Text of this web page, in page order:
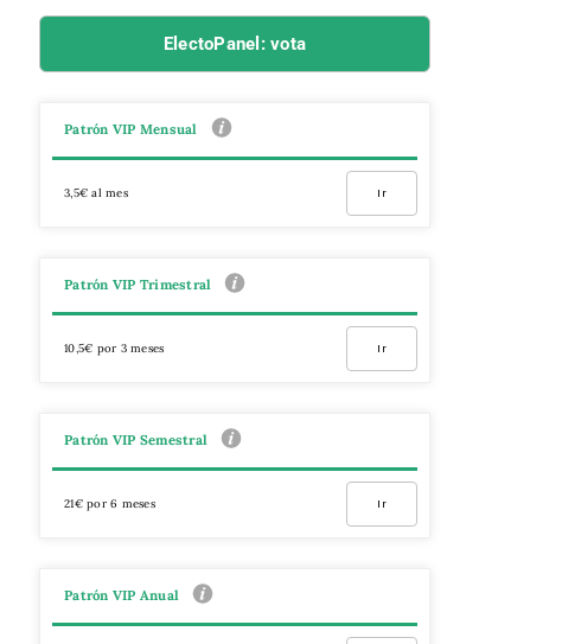
ElectoPanel: vota
Patrón VIP Mensual
3,5€ al mes Ir
Patrón VIP Trimestral
10,5€ por 3 meses Ir
Patrón VIP Semestral
21€ por 6 meses Ir
Patrón VIP Anual